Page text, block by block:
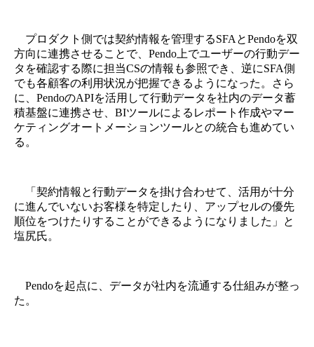
プロダクト側では契約情報を管理するSFAとPendoを双
方向に連携させることで、Pendo上でユーザーの行動デー
タを確認する際に担当CSの情報も参照でき、逆にSFA側
でも各顧客の利用状況が把握できるようになった。さら
に、PendoのAPIを活用して行動データを社内のデータ蓄
積基盤に連携させ、BIツールによるレポート作成やマー
ケティングオートメーションツールとの統合も進めてい
る。
「契約情報と行動データを掛け合わせて、活用が十分
に進んでいないお客様を特定したり、アップセルの優先
順位をつけたりすることができるようになりました」と
塩尻氏。
Pendoを起点に、データが社内を流通する仕組みが整っ
た。